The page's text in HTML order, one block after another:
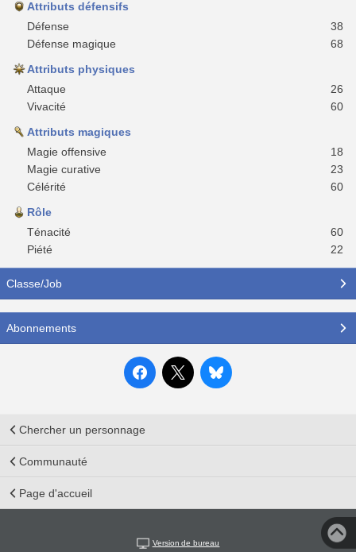
Attributs défensifs
Défense
38
Défense magique
68
Attributs physiques
Attaque
26
Vivacité
60
Attributs magiques
Magie offensive
18
Magie curative
23
Célérité
60
Rôle
Ténacité
60
Piété
22
Classe/Job
Abonnements
Chercher un personnage
Communauté
Page d'accueil
Version de bureau